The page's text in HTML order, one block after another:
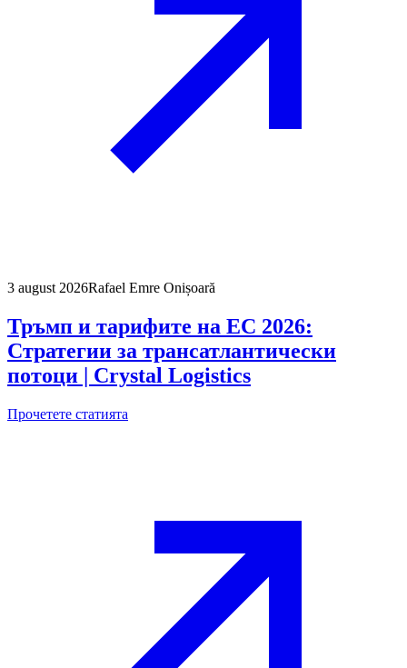
3 august 2026Rafael Emre Onișoară
Тръмп и тарифите на ЕС 2026:
Стратегии за трансатлантически
потоци | Crystal Logistics
Прочетете статията